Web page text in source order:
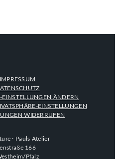
IMPRESSUM
EINSTELLUNGEN ÄNDERN
EINSTELLUNGEN
WIDERRUFEN
· Pauls Atelier
166
Pfalz